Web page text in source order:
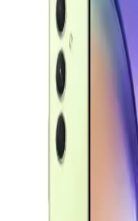
Samsung Galaxy S23
performans, kamera ve
Hangi telefon sizin
Akıllı
Yenilikler
Günümüzde akıllı
5G teknolojisiyle
katlanabilir ekranlar gibi
zenginleştiriyor.
Samsung Galaxy
Akıllı Telefonu